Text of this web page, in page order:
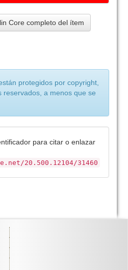
Core completo del ítem
protegidos por copyright,
reservados, a menos que se
para citar o enlazar
20.500.12104/31460